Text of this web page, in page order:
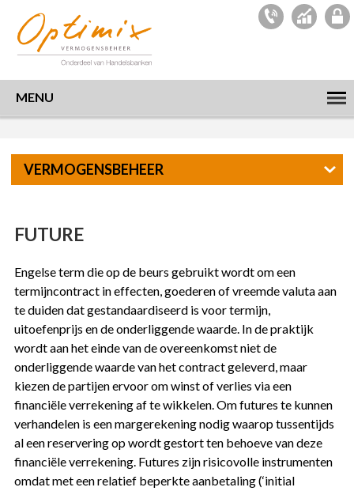
MENU
VERMOGENSBEHEER
FUTURE
Engelse term die op de beurs gebruikt wordt om een
termijncontract in effecten, goederen of vreemde valuta aan
te duiden dat gestandaardiseerd is voor termijn,
uitoefenprijs en de onderliggende waarde. In de praktijk
wordt aan het einde van de overeenkomst niet de
onderliggende waarde van het contract geleverd, maar
kiezen de partijen ervoor om winst of verlies via een
financiële verrekening af te wikkelen. Om futures te kunnen
verhandelen is een margerekening nodig waarop tussentijds
al een reservering op wordt gestort ten behoeve van deze
financiële verrekening. Futures zijn risicovolle instrumenten
omdat met een relatief beperkte aanbetaling (‘initial